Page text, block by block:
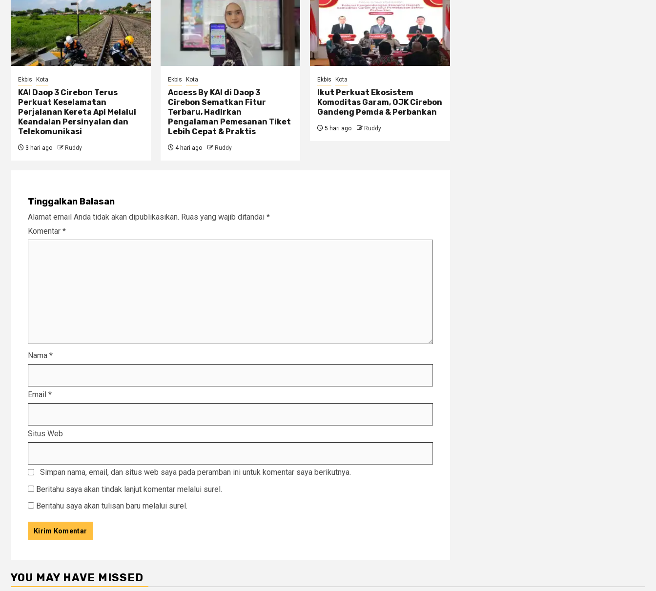
Ekbis Kota
KAI Daop 3 Cirebon Terus
Perkuat Keselamatan
Perjalanan Kereta Api Melalui
Keandalan Persinyalan dan
Telekomunikasi
3 hari ago Ruddy
Ekbis Kota
Access By KAI di Daop 3
Cirebon Sematkan Fitur
Terbaru, Hadirkan
Pengalaman Pemesanan Tiket
Lebih Cepat & Praktis
4 hari ago Ruddy
Ekbis Kota
Ikut Perkuat Ekosistem
Komoditas Garam, OJK Cirebon
Gandeng Pemda & Perbankan
5 hari ago Ruddy
Tinggalkan Balasan
Alamat email Anda tidak akan dipublikasikan. Ruas yang wajib ditandai *
Komentar *
Nama *
Email *
Situs Web
Simpan nama, email, dan situs web saya pada peramban ini untuk komentar saya berikutnya.
Beritahu saya akan tindak lanjut komentar melalui surel.
Beritahu saya akan tulisan baru melalui surel.
YOU MAY HAVE MISSED